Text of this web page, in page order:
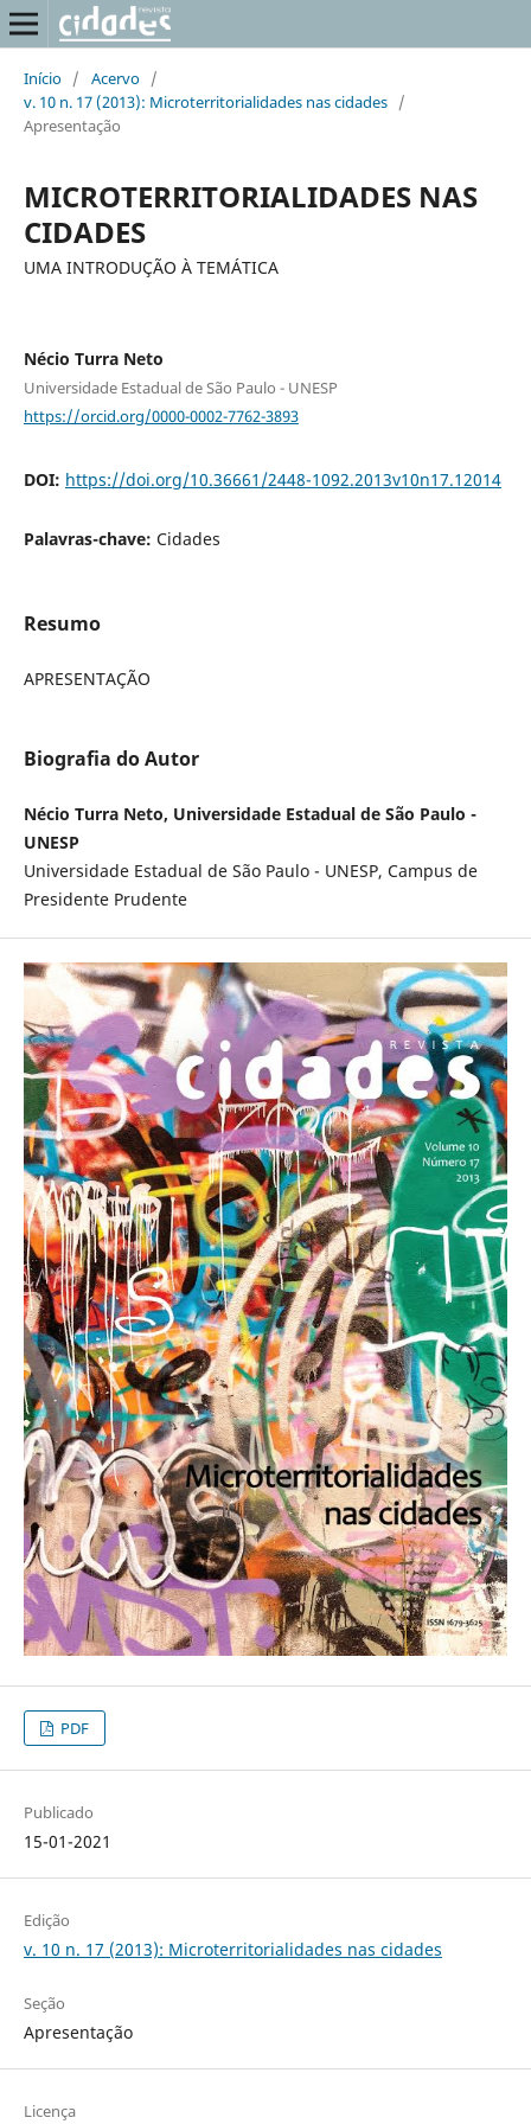
Início / Acervo /
v. 10 n. 17 (2013): Microterritorialidades nas cidades /
Apresentação
MICROTERRITORIALIDADES NAS
CIDADES
UMA INTRODUÇÃO À TEMÁTICA
Nécio Turra Neto
Universidade Estadual de São Paulo - UNESP
https://orcid.org/0000-0002-7762-3893
DOI: https://doi.org/10.36661/2448-1092.2013v10n17.12014
Palavras-chave: Cidades
Resumo
APRESENTAÇÃO
Biografia do Autor
Nécio Turra Neto, Universidade Estadual de São Paulo -
UNESP
Universidade Estadual de São Paulo - UNESP, Campus de
Presidente Prudente
PDF
Publicado
15-01-2021
Edição
v. 10 n. 17 (2013): Microterritorialidades nas cidades
Seção
Apresentação
Licença